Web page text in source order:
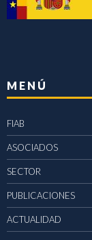
MENÚ
FIAB
ASOCIADOS
SECTOR
PUBLICACIONES
ACTUALIDAD